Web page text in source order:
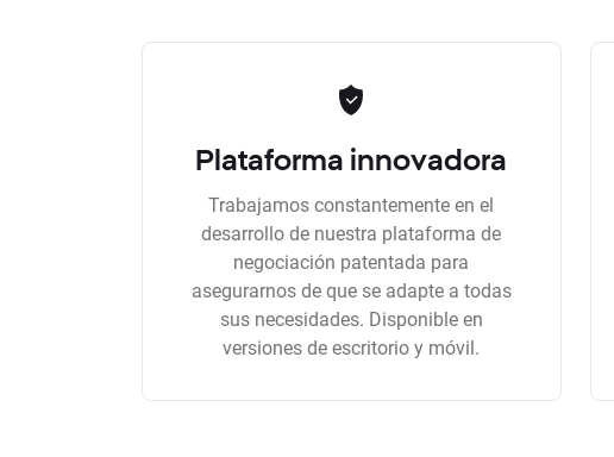
Plataforma innovadora
Trabajamos constantemente en el
desarrollo de nuestra plataforma de
negociación patentada para
asegurarnos de que se adapte a todas
sus necesidades. Disponible en
versiones de escritorio y móvil.